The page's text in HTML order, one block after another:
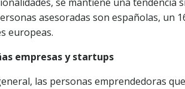
asesoradas son españolas, un
europeas.
empresas y startups
las personas emprendedoras